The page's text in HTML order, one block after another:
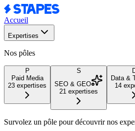
Accueil
Expertises
Nos pôles
P
Paid Media
23 expertises
S
SEO & GEO
21 expertises
Data &
14
Survolez un pôle pour découvrir nos